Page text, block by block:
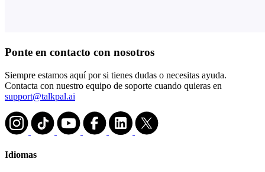
Ponte en contacto con nosotros
Siempre estamos aquí por si tienes dudas o necesitas ayuda.
Contacta con nuestro equipo de soporte cuando quieras en
support@talkpal.ai
Idiomas